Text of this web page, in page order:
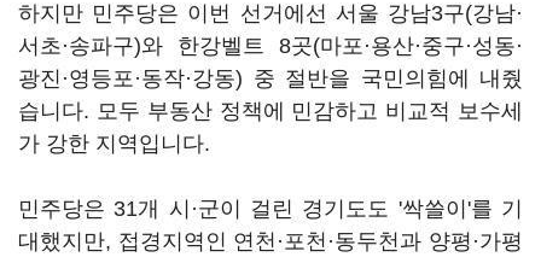
하지만 민주당은 이번 선거에선 서울 강남3구(강남·
서초·송파구)와 한강벨트 8곳(마포·용산·중구·성동·
광진·영등포·동작·강동) 중 절반을 국민의힘에 내줬
습니다. 모두 부동산 정책에 민감하고 비교적 보수세
가 강한 지역입니다.
민주당은 31개 시·군이 걸린 경기도도 '싹쓸이'를 기
대했지만, 접경지역인 연천·포천·동두천과 양평·가평